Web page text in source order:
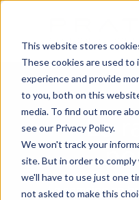
This website stores
These cookies are used
experience and provide
to you, both on this
media. To find out more
see our Privacy Policy.
We won't track your
site. But in order to
we'll have to use just one
not asked to make this
Le
La semaine en